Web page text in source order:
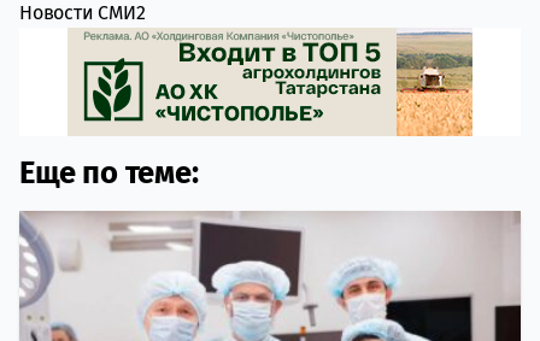
Новости СМИ2
Еще по теме: